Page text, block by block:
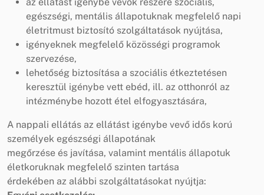
egészségi, mentális állapotuknak megfelelő napi
életritmust biztosító szolgáltatások nyújtása,
igényeknek megfelelő közösségi programok
szervezése,
lehetőség biztosítása a szociális étkeztetésen
keresztül igénybe vett ebéd, ill. az otthonról az
intézménybe hozott étel elfogyasztására,
A nappali ellátás az ellátást igénybe vevő idős korú
személyek egészségi állapotának
megőrzése és javítása, valamint mentális állapotuk
életkoruknak megfelelő szinten tartása
érdekében az alábbi szolgáltatásokat nyújtja: